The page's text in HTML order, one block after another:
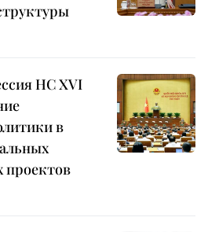
НС XVI
в
проектов